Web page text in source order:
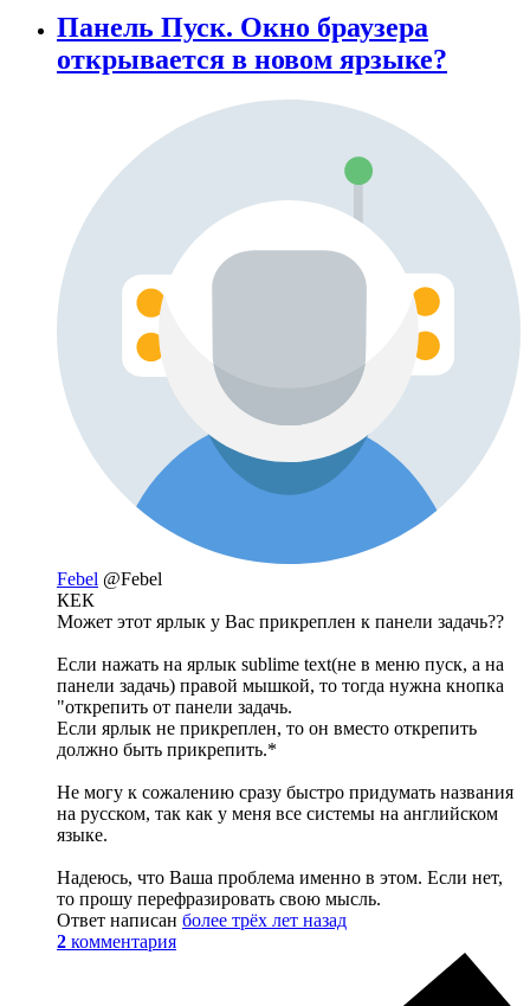
Панель Пуск. Окно браузера
открывается в новом ярзыке?
Febel @Febel
КЕК
Может этот ярлык у Вас прикреплен к панели задачь??
Если нажать на ярлык sublime text(не в меню пуск, а на
панели задачь) правой мышкой, то тогда нужна кнопка
"открепить от панели задачь.
Если ярлык не прикреплен, то он вместо открепить
должно быть прикрепить.*
Не могу к сожалению сразу быстро придумать названия
на русском, так как у меня все системы на английском
языке.
Надеюсь, что Ваша проблема именно в этом. Если нет,
то прошу перефразировать свою мысль.
Ответ написан более трёх лет назад
2 комментария